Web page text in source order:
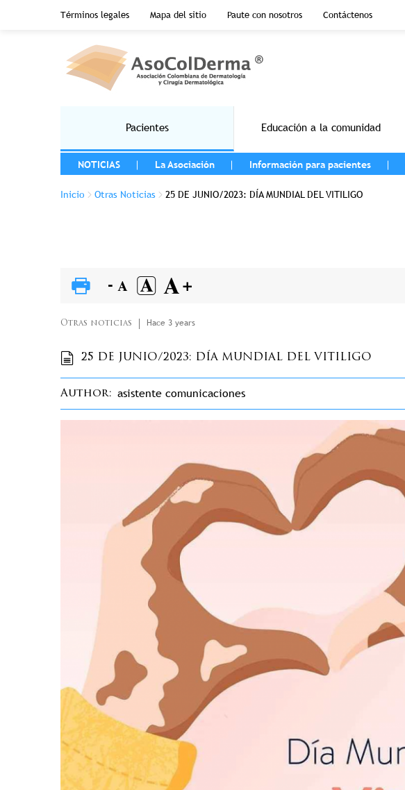
Pasar al contenido principal
Términos legales
Mapa del sitio Paute con nosotros Contáctenos
Pacientes Educación a la comunidad
MENU LEFT
NOTICIAS
La Asociación Información para pacientes
Sobrescribir enlaces de ayuda a la navegación
Inicio Otras Noticias 25 DE JUNIO/2023: DÍA MUNDIAL DEL VITILIGO
Otras noticias Hace 3 years
25 DE JUNIO/2023: DÍA MUNDIAL DEL VITILIGO
Author asistente comunicaciones